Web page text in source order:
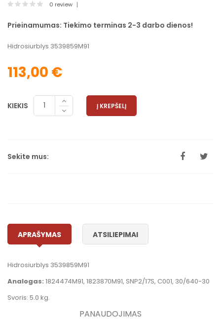
0 review
Prieinamumas: Tiekimo terminas 2-3 darbo dienos!
Hidrosiurblys 3539859M91
113,00 €
KIEKIS Į KREPŠELĮ
Sekite mus:
APRAŠYMAS ATSILIEPIMAI
Hidrosiurblys 3539859M91
Analogas: 1824474M91, 1823870M91, SNP2/17S, C001, 30/640-30
Svoris: 5.0 kg.
PANAUDOJIMAS